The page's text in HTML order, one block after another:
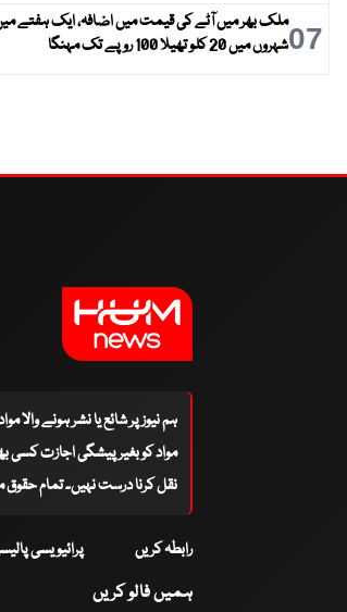
07ملک بھر میں آٹے کی قیمت میں اضافہ، ایک ہفتے
شہروں میں 20 کلو تھیلا 100 روپے تک مہنگا
ہم نیوز پر شائع یا نشر ہونے والا
مواد کو بغیر پیشگی اجازت کسی
نقل کرنا درست نہیں۔ تمام حقوق
رابطہ کریں پرائیویسی
ہمیں فالو کریں